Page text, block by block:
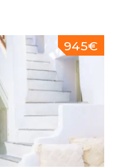
945€